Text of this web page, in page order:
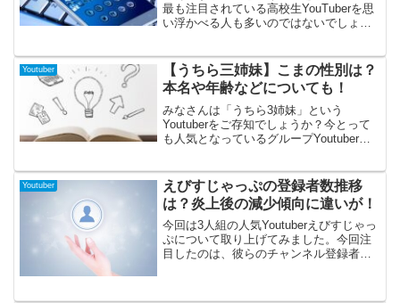
最も注目されている高校生YouTuberを思
い浮かべる人も多いのではないでしょう
視点で多くのファンを魅了してきまし
た。「あーずかいの顔や年齢、高校はど
こ？」と気になる方も多いはず。この記
事では、話題の彼のWikiプロフィールを
徹底解説し、SNSでの最新情報も交えな
がら、その素顔と魅力に迫ります！
Youtuber
【うちら三姉妹】こまの性別は？
本名や年齢などについても！
みなさんは「うちら3姉妹」という
Youtuberをご存知でしょうか？今とって
も人気となっているグループYoutuberな
す。そこで今回はうちら3姉妹のこまさん
についてまとめていきたいと思います。
人気急上昇中なのでぜひとも押さえてお
いてほしいです。
Youtuber
えびすじゃっぷの登録者数推移
は？炎上後の減少傾向に違いが！
今回は3人組の人気Youtuberえびすじゃっ
ぷについて取り上げてみました。今回注
目したのは、彼らのチャンネル登録者数